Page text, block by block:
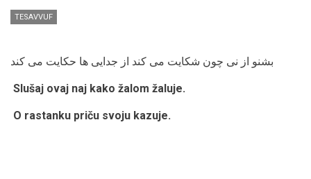
TESAVVUF
بشنو از نی چون شکایت می کند از جدایی ها حکایت می کند
Slušaj ovaj naj kako žalom žaluje.
O rastanku priču svoju kazuje.